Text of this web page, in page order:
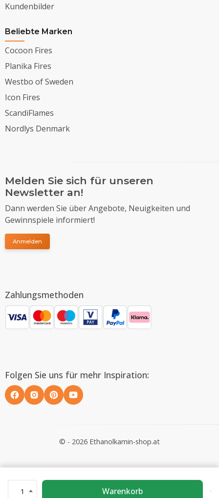
1 Warenkorb
Kundenbilder
Beliebte Marken
Cocoon Fires
Planika Fires
Westbo of Sweden
Icon Fires
ScandiFlames
Nordlys Denmark
Melden Sie sich für unseren
Newsletter an!
Dann werden Sie über Angebote, Neuigkeiten und
Gewinnspiele informiert!
Anmelden
Zahlungsmethoden
Folgen Sie uns für mehr Inspiration:
© - 2026 Ethanolkamin-shop.at